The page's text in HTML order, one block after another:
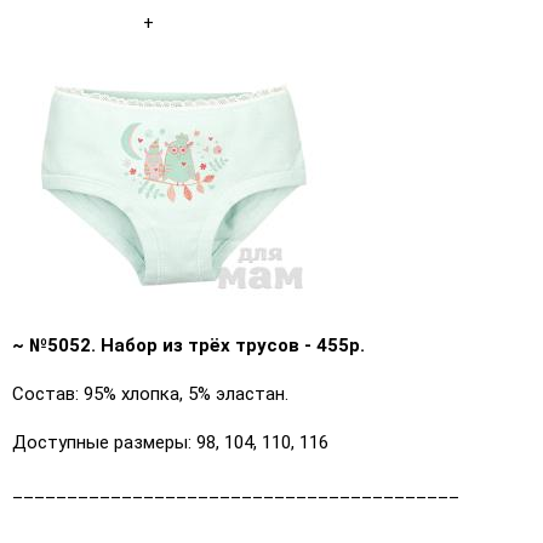
+
~ №5052. Набор из трёх трусов - 455р.
Состав: 95% хлопка, 5% эластан.
Доступные размеры: 98, 104, 110, 116